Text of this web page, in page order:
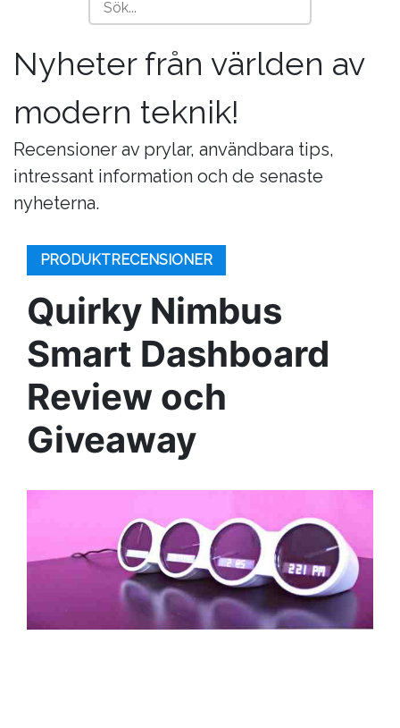
Nyheter från världen av
modern teknik!
Recensioner av prylar, användbara tips,
intressant information och de senaste
nyheterna.
PRODUKTRECENSIONER
Quirky Nimbus
Smart Dashboard
Review och
Giveaway